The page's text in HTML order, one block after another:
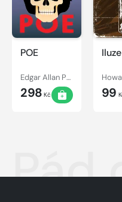
POE
Edgar Allan Poe
298 Kč
Iluze
99
Pád